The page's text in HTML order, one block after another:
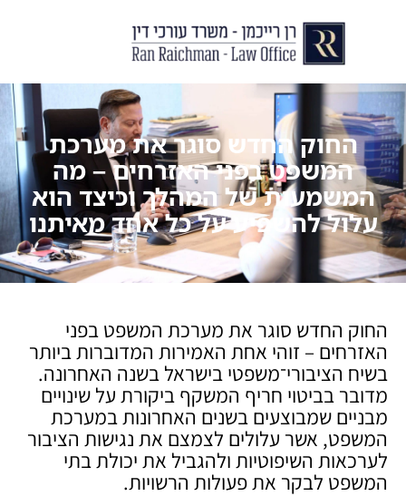
החוק החדש סוגר את מערכת
המשפט בפני האזרחים – מה
המשמעות של המהלך וכיצד הוא
עלול להשפיע על כל אחד מאיתנו
החוק החדש סוגר את מערכת המשפט בפני
האזרחים – זוהי אחת האמירות המדוברות ביותר
בשיח הציבורי־משפטי בישראל בשנה האחרונה.
מדובר בביטוי חריף המשקף ביקורת על שינויים
מבניים שמבוצעים בשנים האחרונות במערכת
המשפט, אשר עלולים לצמצם את נגישות הציבור
לערכאות השיפוטיות ולהגביל את יכולת בתי
המשפט לבקר את פעולות הרשויות.